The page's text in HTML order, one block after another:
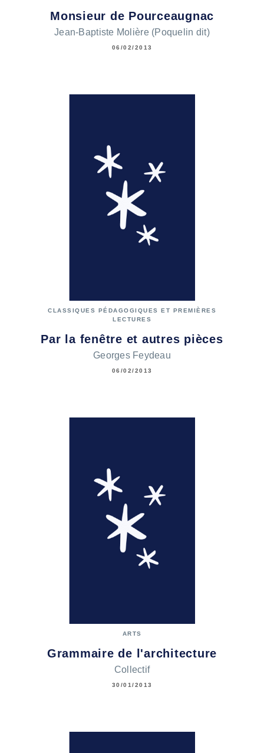
Monsieur de Pourceaugnac
Jean-Baptiste Molière (Poquelin dit)
06/02/2013
CLASSIQUES PÉDAGOGIQUES ET PREMIÈRES
LECTURES
Par la fenêtre et autres pièces
Georges Feydeau
06/02/2013
ARTS
Grammaire de l'architecture
Collectif
30/01/2013